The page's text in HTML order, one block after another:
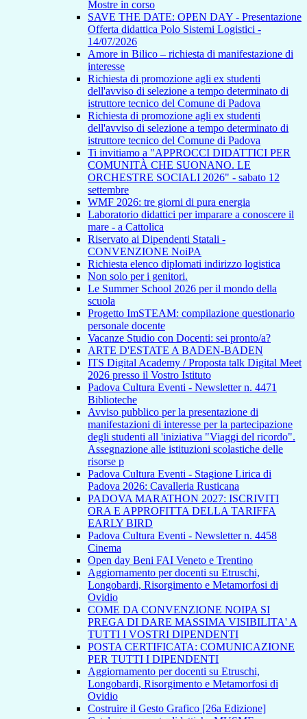
Mostre in corso
SAVE THE DATE: OPEN DAY - Presentazione
Offerta didattica Polo Sistemi Logistici -
14/07/2026
Amore in Bilico – richiesta di manifestazione di
interesse
Richiesta di promozione agli ex studenti
dell'avviso di selezione a tempo determinato di
istruttore tecnico del Comune di Padova
Richiesta di promozione agli ex studenti
dell'avviso di selezione a tempo determinato di
istruttore tecnico del Comune di Padova
Ti invitiamo a "APPROCCI DIDATTICI PER
COMUNITÀ CHE SUONANO. LE
ORCHESTRE SOCIALI 2026" - sabato 12
settembre
WMF 2026: tre giorni di pura energia
Laboratorio didattici per imparare a conoscere il
mare - a Cattolica
Riservato ai Dipendenti Statali -
CONVENZIONE NoiPA
Richiesta elenco diplomati indirizzo logistica
Non solo per i genitori.
Le Summer School 2026 per il mondo della
scuola
Progetto ImSTEAM: compilazione questionario
personale docente
Vacanze Studio con Docenti: sei pronto/a?
ARTE D'ESTATE A BADEN-BADEN
ITS Digital Academy / Proposta talk Digital Meet
2026 presso il Vostro Istituto
Padova Cultura Eventi - Newsletter n. 4471
Biblioteche
Avviso pubblico per la presentazione di
manifestazioni di interesse per la partecipazione
degli studenti all 'iniziativa "Viaggi del ricordo".
Assegnazione alle istituzioni scolastiche delle
risorse p
Padova Cultura Eventi - Stagione Lirica di
Padova 2026: Cavalleria Rusticana
PADOVA MARATHON 2027: ISCRIVITI
ORA E APPROFITTA DELLA TARIFFA
EARLY BIRD
Padova Cultura Eventi - Newsletter n. 4458
Cinema
Open day Beni FAI Veneto e Trentino
Aggiornamento per docenti su Etruschi,
Longobardi, Risorgimento e Metamorfosi di
Ovidio
COME DA CONVENZIONE NOIPA SI
PREGA DI DARE MASSIMA VISIBILITA' A
TUTTI I VOSTRI DIPENDENTI
POSTA CERTIFICATA: COMUNICAZIONE
PER TUTTI I DIPENDENTI
Aggiornamento per docenti su Etruschi,
Longobardi, Risorgimento e Metamorfosi di
Ovidio
Costruire il Gesto Grafico [26a Edizione]